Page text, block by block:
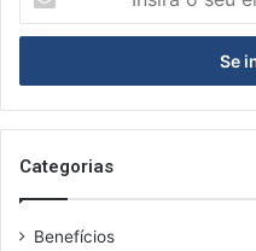
s
r
a
s
e
Categorias
Benefícios